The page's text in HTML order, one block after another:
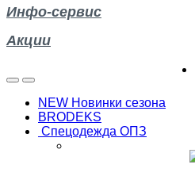
Инфо-сервис
Акции
NEW Новинки сезона
BRODEKS
Спецодежда ОПЗ